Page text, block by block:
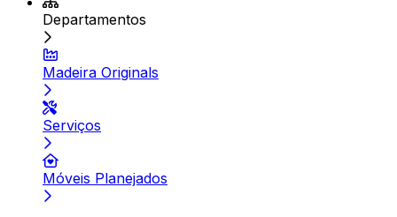
Departamentos
Madeira Originals
Serviços
Móveis Planejados